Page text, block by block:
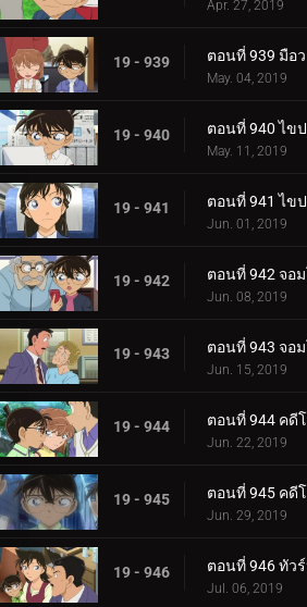
Apr. 27, 2019
19 - 939
May. 04, 2019
19 - 940
May. 11, 2019
19 - 941
Jun. 01, 2019
19 - 942
Jun. 08, 2019
19 - 943
Jun. 15, 2019
19 - 944
Jun. 22, 2019
19 - 945
Jun. 29, 2019
19 - 946
Jul. 06, 2019